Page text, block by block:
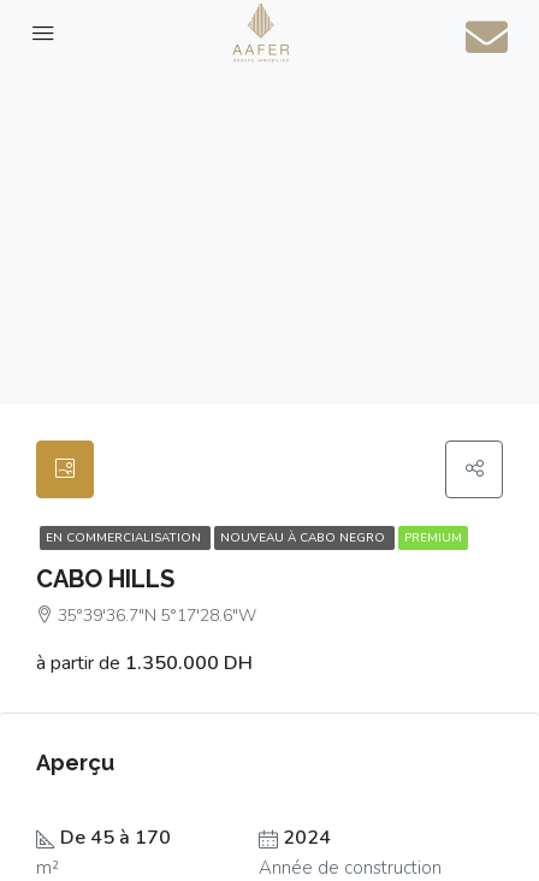
EN COMMERCIALISATION NOUVEAU À CABO NEGRO PREMIUM
CABO HILLS
35°39'36.7"N 5°17'28.6"W
à partir de 1.350.000 DH
Aperçu
De 45 à 170
m²
2024
Année de construction